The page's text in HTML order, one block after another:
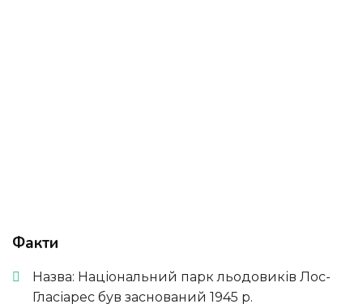
Факти
Назва: Національний парк льодовиків Лос-
Гласіарес був заснований 1945 р.